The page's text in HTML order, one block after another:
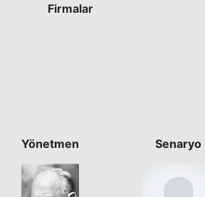
Firmalar
Yönetmen Senaryo